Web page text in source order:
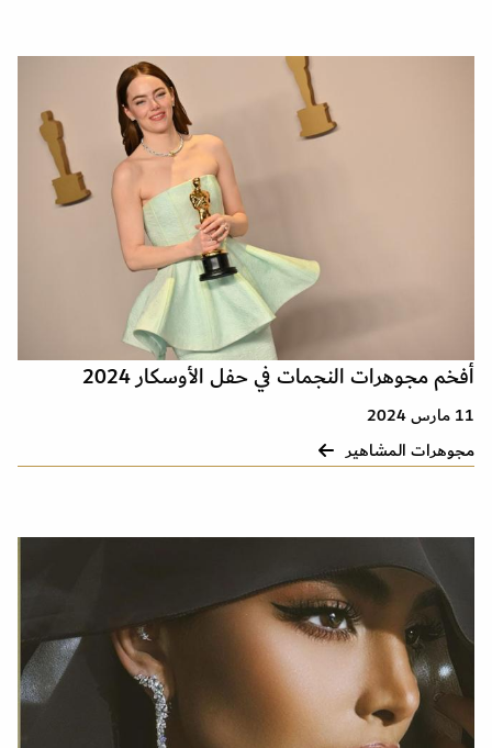
أفخم مجوهرات النجمات في حفل الأوسكار 2024
11 مارس 2024
مجوهرات المشاهير